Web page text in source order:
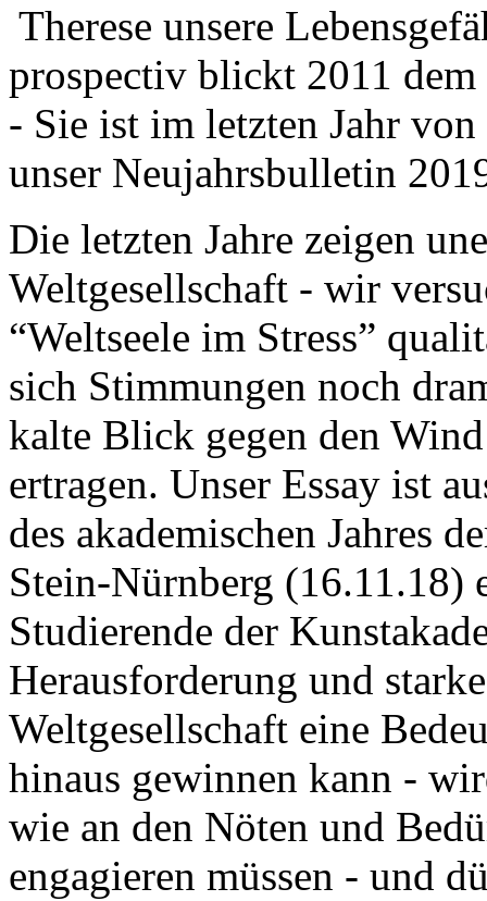
Therese unsere
prospectiv blickt 2011
- Sie ist im letzten Jahr
unser Neujahrsbulletin
Die letzten Jahre zeigen
Weltgesellschaft - wir
“Weltseele im Stress”
sich Stimmungen noch
kalte Blick gegen den
ertragen. Unser Essay ist
des akademischen Jahres
Stein-Nürnberg (16.11.18)
Studierende der
Herausforderung und
Weltgesellschaft eine
hinaus gewinnen kann -
wie an den Nöten und
engagieren müssen - und